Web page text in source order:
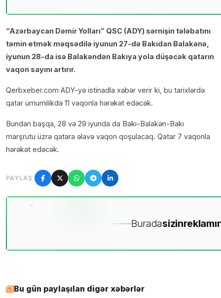
“Azərbaycan Dəmir Yolları” QSC (ADY) sərnişin tələbatını
təmin etmək məqsədilə iyunun 27-də Bakıdan Balakənə,
iyunun 28-da isə Balakəndən Bakıya yola düşəcək qatarın
vaqon sayını artırır.
Qerbxeber.com ADY-yə istinadla xəbər verir ki, bu tarixlərdə
qatar ümumilikdə 11 vaqonla hərəkət edəcək.
Bundan başqa, 28 və 29 iyunda da Bakı-Balakən-Bakı
marşrutu üzrə qatara əlavə vaqon qoşulacaq. Qatar 7 vaqonla
hərəkət edəcək.
PAYLAŞ
Buradasizin
Bu gün paylaşılan digər xəbərlər